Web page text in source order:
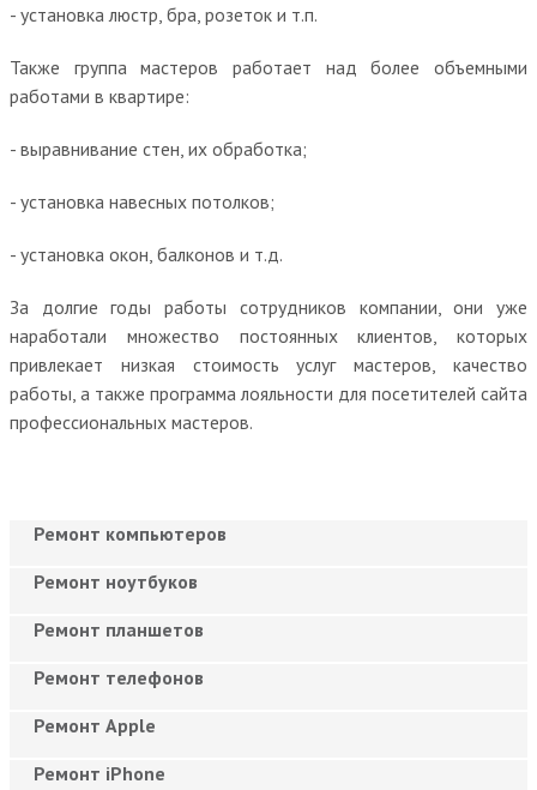
- установка люстр, бра, розеток и т.п.
Также группа мастеров работает над более объемными
работами в квартире:
- выравнивание стен, их обработка;
- установка навесных потолков;
- установка окон, балконов и т.д.
За долгие годы работы сотрудников компании, они уже
наработали множество постоянных клиентов, которых
привлекает низкая стоимость услуг мастеров, качество
работы, а также программа лояльности для посетителей сайта
профессиональных мастеров.
Ремонт компьютеров
Ремонт ноутбуков
Ремонт планшетов
Ремонт телефонов
Ремонт Apple
Ремонт iPhone